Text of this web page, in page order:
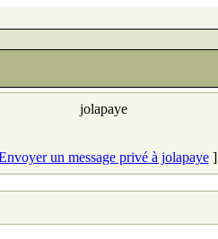
jolapaye
un message privé à jolapaye]